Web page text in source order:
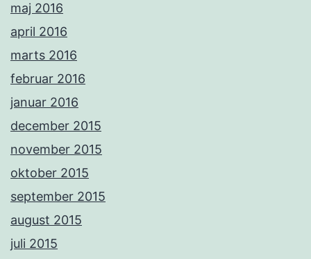
maj 2016
april 2016
marts 2016
februar 2016
januar 2016
december 2015
november 2015
oktober 2015
september 2015
august 2015
juli 2015